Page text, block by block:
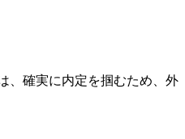
、確実に内定を掴むため、外